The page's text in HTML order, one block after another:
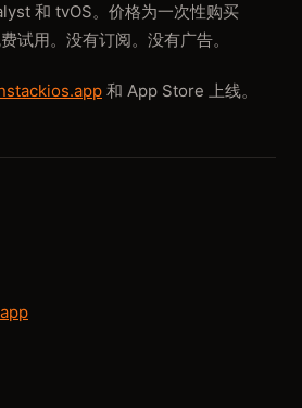
和 tvOS。价格为一次性购买
试用。没有订阅。没有广告。
和 App Store 上线。